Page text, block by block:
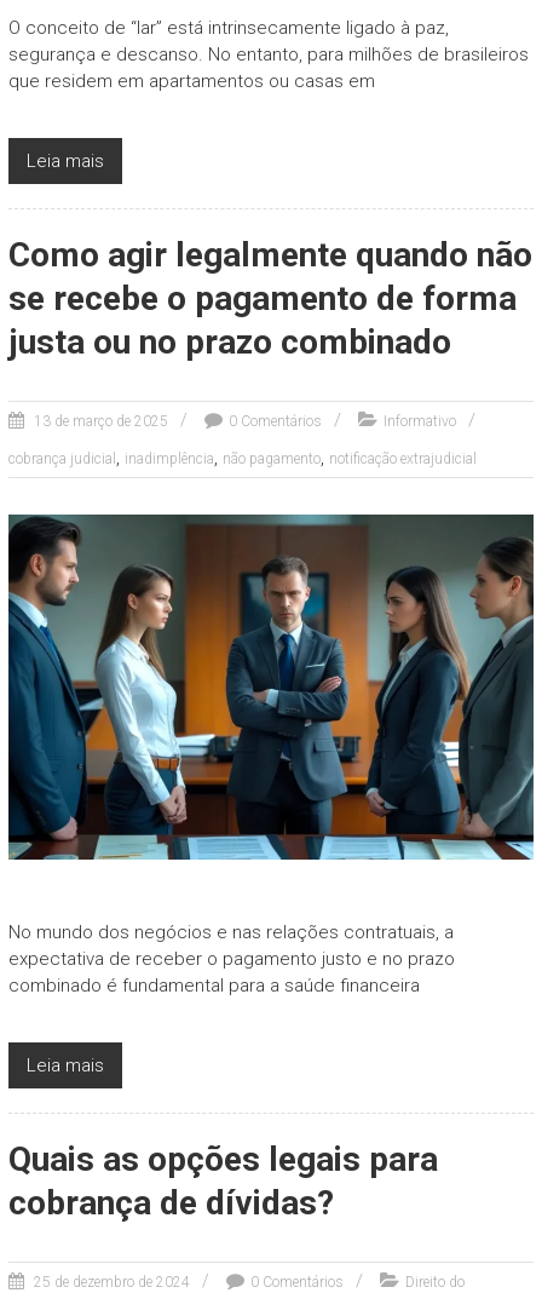
O conceito de “lar” está intrinsecamente ligado à paz,
segurança e descanso. No entanto, para milhões de brasileiros
que residem em apartamentos ou casas em
Leia mais
Como agir legalmente quando não
se recebe o pagamento de forma
justa ou no prazo combinado
13 de março de 2025 0 Comentários Informativo
cobrança judicial , inadimplência, não pagamento, notificação extrajudicial
No mundo dos negócios e nas relações contratuais, a
expectativa de receber o pagamento justo e no prazo
combinado é fundamental para a saúde financeira
Leia mais
Quais as opções legais para
cobrança de dívidas?
25 de dezembro de 2024 0 Comentários Direito do